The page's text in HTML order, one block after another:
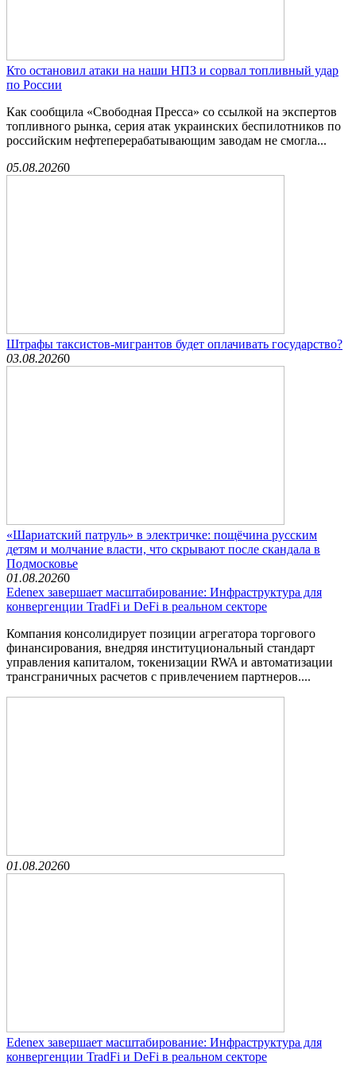
Кто остановил атаки на наши НПЗ и сорвал топливный удар
по России
Как сообщила «Свободная Пресса» со ссылкой на экспертов
топливного рынка, серия атак украинских беспилотников по
российским нефтеперерабатывающим заводам не смогла...
05.08.20260
Штрафы таксистов-мигрантов будет оплачивать государство?
03.08.20260
«Шариатский патруль» в электричке: пощёчина русским
детям и молчание власти, что скрывают после скандала в
Подмосковье
01.08.20260
Edenex завершает масштабирование: Инфраструктура для
конвергенции TradFi и DeFi в реальном секторе
Компания консолидирует позиции агрегатора торгового
финансирования, внедряя институциональный стандарт
управления капиталом, токенизации RWA и автоматизации
трансграничных расчетов с привлечением партнеров....
01.08.20260
Edenex завершает масштабирование: Инфраструктура для
конвергенции TradFi и DeFi в реальном секторе